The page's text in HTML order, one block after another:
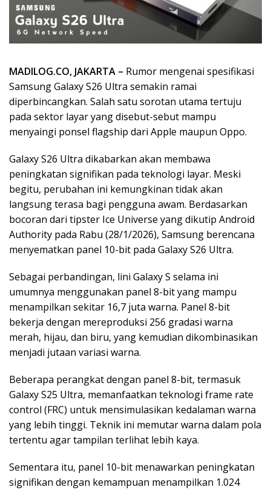
MADILOG.CO, JAKARTA – Rumor mengenai spesifikasi
Samsung Galaxy S26 Ultra semakin ramai
diperbincangkan. Salah satu sorotan utama tertuju
pada sektor layar yang disebut-sebut mampu
menyaingi ponsel flagship dari Apple maupun Oppo.
Galaxy S26 Ultra dikabarkan akan membawa
peningkatan signifikan pada teknologi layar. Meski
begitu, perubahan ini kemungkinan tidak akan
langsung terasa bagi pengguna awam. Berdasarkan
bocoran dari tipster Ice Universe yang dikutip Android
Authority pada Rabu (28/1/2026), Samsung berencana
menyematkan panel 10-bit pada Galaxy S26 Ultra.
Sebagai perbandingan, lini Galaxy S selama ini
umumnya menggunakan panel 8-bit yang mampu
menampilkan sekitar 16,7 juta warna. Panel 8-bit
bekerja dengan mereproduksi 256 gradasi warna
merah, hijau, dan biru, yang kemudian dikombinasikan
menjadi jutaan variasi warna.
Beberapa perangkat dengan panel 8-bit, termasuk
Galaxy S25 Ultra, memanfaatkan teknologi frame rate
control (FRC) untuk mensimulasikan kedalaman warna
yang lebih tinggi. Teknik ini memutar warna dalam pola
tertentu agar tampilan terlihat lebih kaya.
Sementara itu, panel 10-bit menawarkan peningkatan
signifikan dengan kemampuan menampilkan 1.024